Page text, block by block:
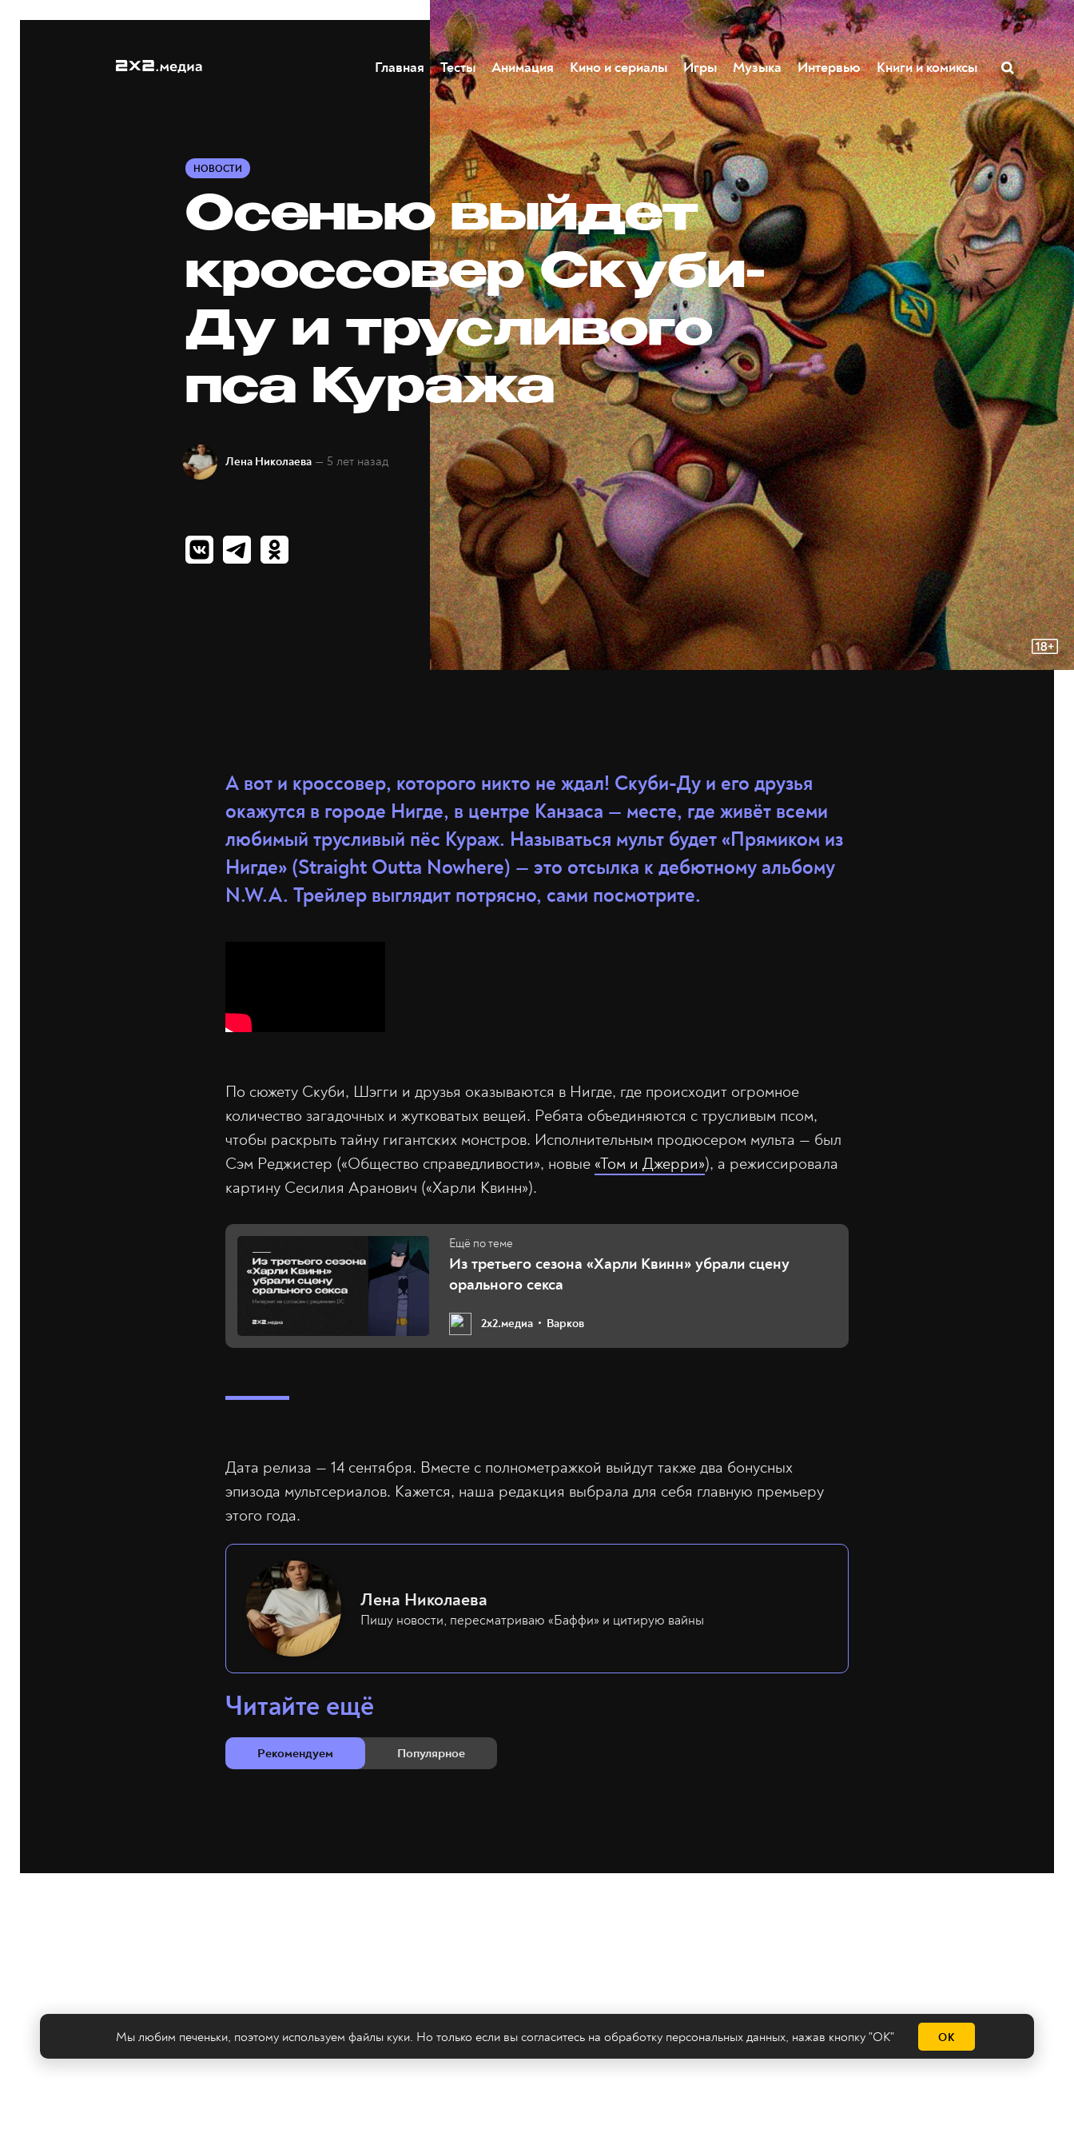
Главная Тесты Анимация Кино и сериалы Игры Музыка Интервью Книги и комиксы
НОВОСТИ
Осенью выйдет
кроссовер Скуби-
Ду и трусливого
пса Куража
Лена Николаева — 5 лет назад
А вот и кроссовер, которого никто не ждал! Скуби-Ду и его друзья
окажутся в городе Нигде, в центре Канзаса — месте, где живёт всеми
любимый трусливый пёс Кураж. Называться мульт будет «Прямиком из
Нигде» (Straight Outta Nowhere) — это отсылка к дебютному альбому
N.W.A. Трейлер выглядит потрясно, сами посмотрите.
По сюжету Скуби, Шэгги и друзья оказываются в Нигде, где происходит огромное
количество загадочных и жутковатых вещей. Ребята объединяются с трусливым псом,
чтобы раскрыть тайну гигантских монстров. Исполнительным продюсером мульта — был
Сэм Реджистер («Общество справедливости», новые «Том и Джерри»), а режиссировала
картину Сесилия Аранович («Харли Квинн»).
Из третьего сезона «Харли Квинн» убрали сцену
орального секса
2х2.медиа Варков
Дата релиза — 14 сентября. Вместе с полнометражкой выйдут также два бонусных
эпизода мультсериалов. Кажется, наша редакция выбрала для себя главную премьеру
этого года.
Лена Николаева
Пишу новости, пересматриваю «Баффи» и цитирую вайны
Читайте ещё
Рекомендуем Популярное
Мы любим печеньки, поэтому используем файлы куки. Но только если вы согласитесь на обработку персональных данных, нажав кнопку "ОК" ОК